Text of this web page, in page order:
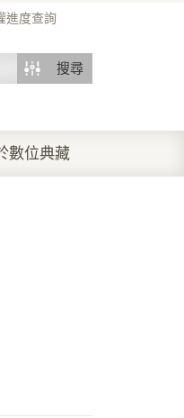
進度查詢
搜尋
數位典藏